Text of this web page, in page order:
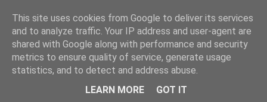
Melodi Grand Prix MGP2020
This site uses cookies from Google to deliver its services
and to analyze traffic. Your IP address and user-agent are
shared with Google along with performance and security
metrics to ensure quality of service, generate usage
statistics, and to detect and address abuse.
LEARN MORE
GOT IT